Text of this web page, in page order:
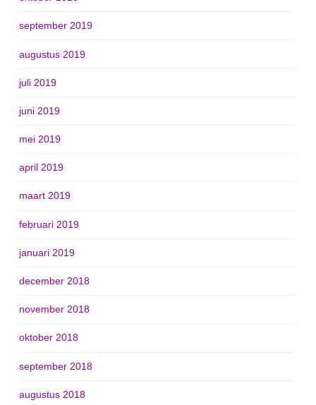
september 2019
augustus 2019
juli 2019
juni 2019
mei 2019
april 2019
maart 2019
februari 2019
januari 2019
december 2018
november 2018
oktober 2018
september 2018
augustus 2018